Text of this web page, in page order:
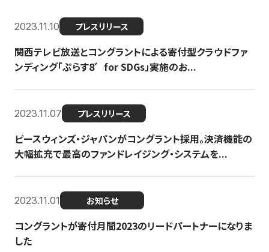
2023.11.10 プレスリリース
関西テレビ放送とコングラントによる寄付型クラウドファ
ンディング「ぷらす8゛for SDGs」実施のお...
2023.11.07 プレスリリース
ピースウィンズ・ジャパンがコングラント採用。決済機能の
大幅拡充で最高のファンドレイジング・システムを...
2023.11.01 お知らせ
コングラントが寄付月間2023のリードパートナーになりま
した